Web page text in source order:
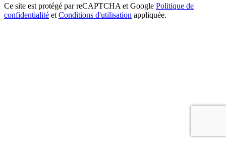
Ce site est protégé par reCAPTCHA et Google Politique de
confidentialité et Conditions d'utilisation appliquée.